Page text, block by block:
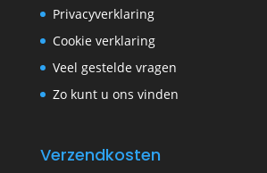
Privacyverklaring
Cookie verklaring
Veel gestelde vragen
Zo kunt u ons vinden
Verzendkosten